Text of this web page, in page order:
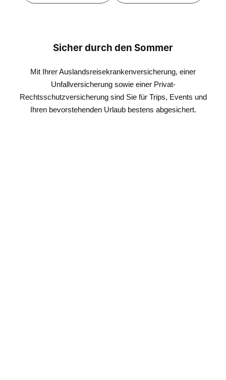
Sicher durch den Sommer
Mit Ihrer Auslandsreisekrankenversicherung, einer
Unfallversicherung sowie einer Privat-
Rechtsschutzversicherung sind Sie für Trips, Events und
Ihren bevorstehenden Urlaub bestens abgesichert.